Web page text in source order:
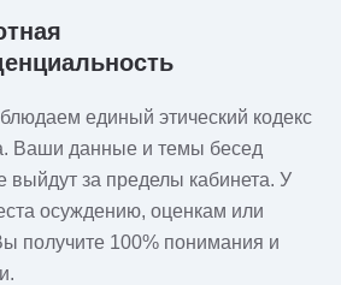
единый этический кодекс
Ваши данные и темы бесед
выйдут за пределы кабинета. У
осуждению, оценкам или
получите 100% понимания и